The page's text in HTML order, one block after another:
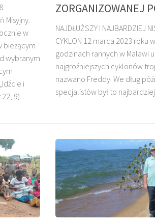
Misyjny.
w
bieżącym
wybranym
i
9).
ZORGANIZOWANEJ
NAJDŁUŻSZY I NAJBARDZIEJ
CYKLON 12 marca 2023 roku
godzinach rannych w Malawi
najgroźniejszych cyklonów
nazwano Freddy. We dług
specjalistów był to najbardziej
DZIECI MALAWI
MARANA